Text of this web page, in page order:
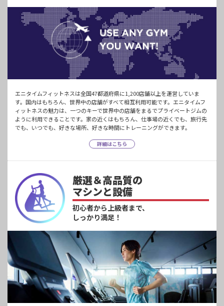
エニタイムフィットネスは全国47都道府県に1,200店舗以上を運営していま
す。国内はもちろん、世界中の店舗がすべて相互利用可能です。エニタイムフ
ィットネスの魅力は、一つのキーで世界中の店舗をまるでプライベートジムの
ように利用できることです。家の近くはもちろん、仕事場の近くでも、旅行先
でも、いつでも、好きな場所、好きな時間にトレーニングができます。
詳細はこちら
厳選＆高品質の
マシンと設備
初心者から上級者まで、
しっかり満足！